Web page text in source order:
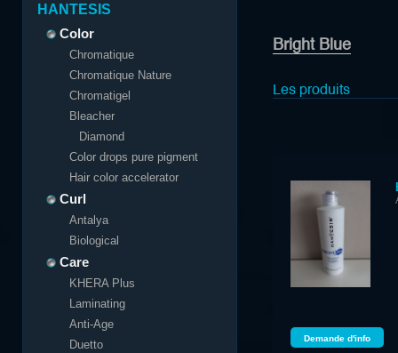
HANTESIS
Color
Chromatique
Chromatique Nature
Chromatigel
Bleacher
Diamond
Color drops pure pigment
Hair color accelerator
Curl
Antalya
Biological
Care
KHERA Plus
Laminating
Anti-Age
Duetto
Bright Blue
Les produits
Demande d'info